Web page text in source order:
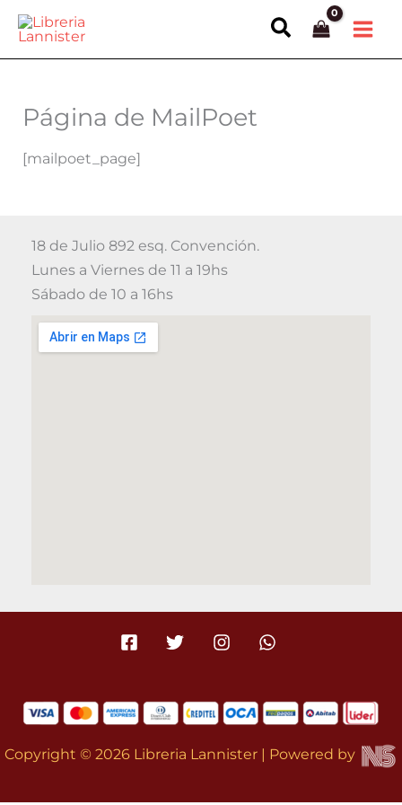
contenido
Buscar
Página de MailPoet
[mailpoet_page]
18 de Julio 892 esq. Convención.
Lunes a Viernes de 11 a 19hs
Sábado de 10 a 16hs
Copyright © 2026 Libreria Lannister | Powered by